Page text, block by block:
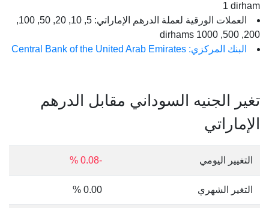
1 dirham
العملات الورقية لعملة الدرهم الإماراتي: 5, 10, 20, 50, 100,
200, 500, 1000 dirhams
البنك المركزي: Central Bank of the United Arab Emirates
تغير الجنيه السوداني مقابل الدرهم
الإماراتي
التغيير اليومي -0.08 %
التغير الشهري 0.00 %